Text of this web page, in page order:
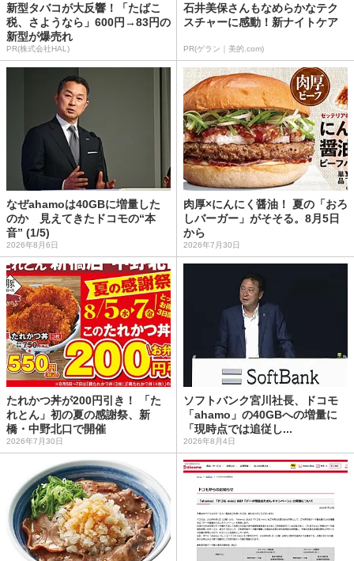
新型タバコが大反響！「たばこ
税、さようなら」600円→83円の
新型が爆売れ
PR(株式会社HAL)
石井美保さんもなめらかなテク
スチャーに感動！新ナイトケア
PR(ゲラン｜美的.com)
なぜahamoは40GBに増量した
のか 見えてきたドコモの“本
音” (1/5)
2026年8月6日
肉厚×にんにく醤油！ 夏の「おろ
しバーガー」がそそる。8月5日
から
2026年7月30日
たれかつ丼が200円引き！ 「た
れとん」初の夏の感謝祭、新
橋・中野北口で開催
2026年7月30日
ソフトバンク宮川社長、ドコモ
「ahamo」の40GBへの増量に
「現時点では追従し...
2026年8月4日